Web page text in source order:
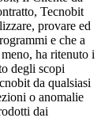
Tecnobit
provare ed
e che a
ha ritenuto i
degli scopi
da qualsiasi
o anomalie
dai